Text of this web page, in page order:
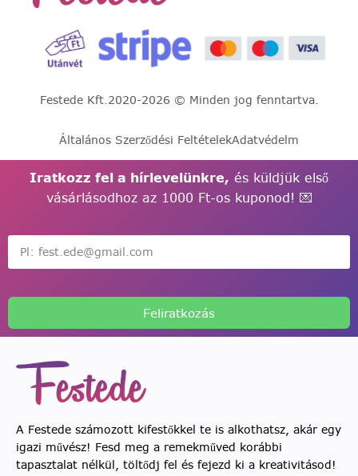
Festede Kft.2020-2026 © Minden jog fenntartva.
Általános Szerződési FeltételekAdatvédelm
Iratkozz fel a hírlevelünkre, és küldjük első
vásárlásodhoz az 1000 Ft-os kuponod! 💌
Feliratkozás
A Festede számozott kifestőkkel te is alkothatsz, akár egy
igazi művész! Fesd meg a remekműved korábbi
tapasztalat nélkül, töltődj fel és fejezd ki a kreativitásod!